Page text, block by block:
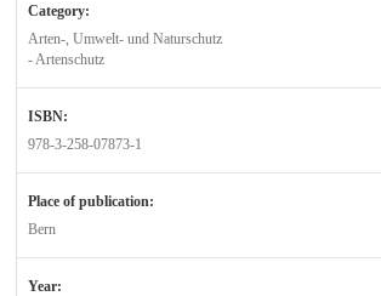
Category:
Arten-, Umwelt- und Naturschutz
- Artenschutz
ISBN:
978-3-258-07873-1
Place of publication:
Bern
Year: